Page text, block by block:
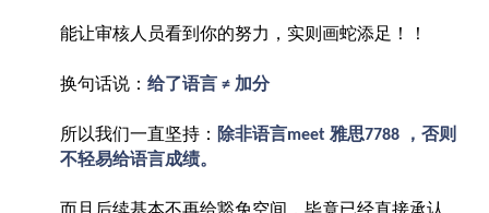
能让审核人员看到你的努力，实则画蛇添足！！
换句话说： 给了语言 ≠ 加分
所以我们一直坚持： 除非语言meet 雅思7788
，否则
不轻易给语言成绩。
而且后续基本不再给豁免空间，毕竟已经直接承认